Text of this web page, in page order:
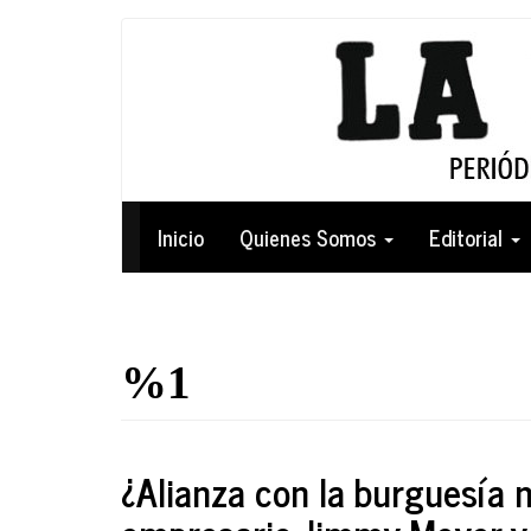
Navegación
principal
Inicio Quienes Somos Editorial
%1
¿Alianza con la burguesía